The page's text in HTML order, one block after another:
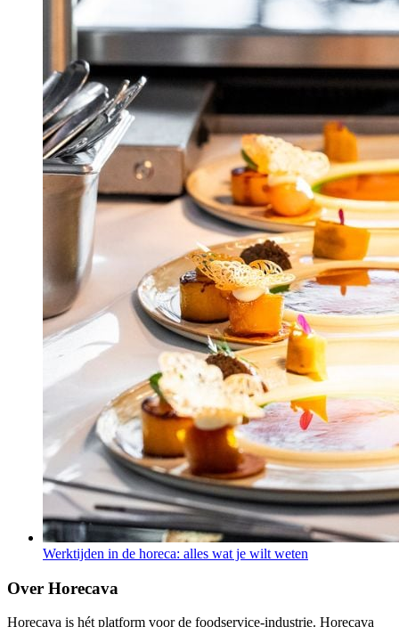
Werktijden in de horeca: alles wat je wilt weten
Over Horecava
Horecava is hét platform voor de foodservice-industrie. Horecava